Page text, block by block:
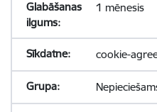
1 mēnesis
cookie-